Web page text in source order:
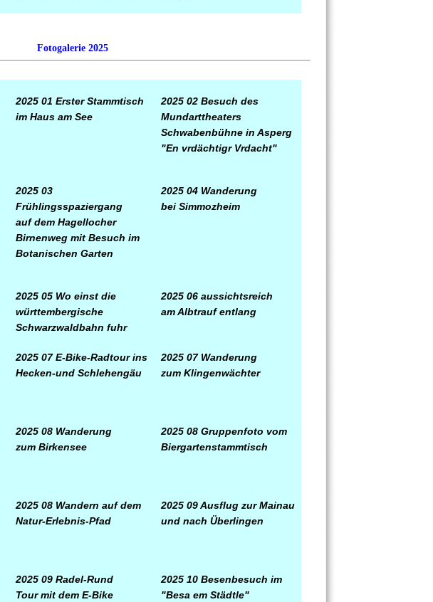
Fotogalerie 2025
2025 01 Erster Stammtisch
im Haus am See
2025 02 Besuch des
Mundarttheaters
Schwabenbühne in Asperg
"En vrdächtigr Vrdacht"
2025 03
Frühlingsspaziergang
auf dem Hagellocher
Birnenweg mit Besuch im
Botanischen Garten
2025 04 Wanderung
bei Simmozheim
2025 05 Wo einst die
württembergische
Schwarzwaldbahn fuhr
2025 06 aussichtsreich
am Albtrauf entlang
2025 07 E-Bike-Radtour ins
Hecken-und Schlehengäu
2025 07 Wanderung
zum Klingenwächter
2025 08 Wanderung
zum Birkensee
2025 08 Gruppenfoto vom
Biergartenstammtisch
2025 08 Wandern auf dem
Natur-Erlebnis-Pfad
2025 09 Ausflug zur Mainau
und nach Überlingen
2025 09 Radel-Rund
Tour mit dem E-Bike
2025 10 Besenbesuch im
"Besa em Städtle"